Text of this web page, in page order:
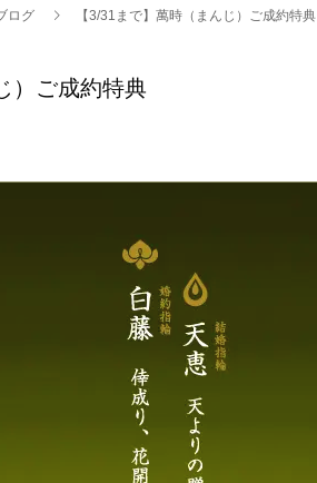
ログ 【3/31まで】萬時（まんじ）ご成約特典
）ご成約特典